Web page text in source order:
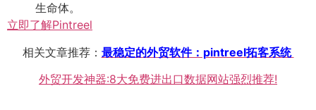
生命体。
立即了解Pintreel
相关文章推荐： 最稳定的外贸软件：pintreel拓客系统
外贸开发神器:8大免费进出口数据网站强烈推荐!